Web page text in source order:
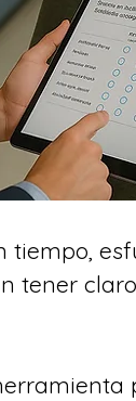
tiempo,
tener